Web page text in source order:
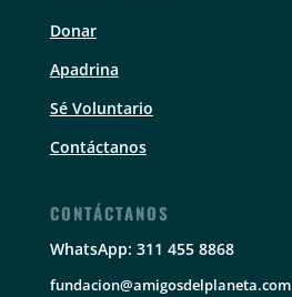
Donar
Apadrina
Sé Voluntario
Contáctanos
CONTÁCTANOS
WhatsApp: 311 455 8868
fundacion@amigosdelplaneta.com